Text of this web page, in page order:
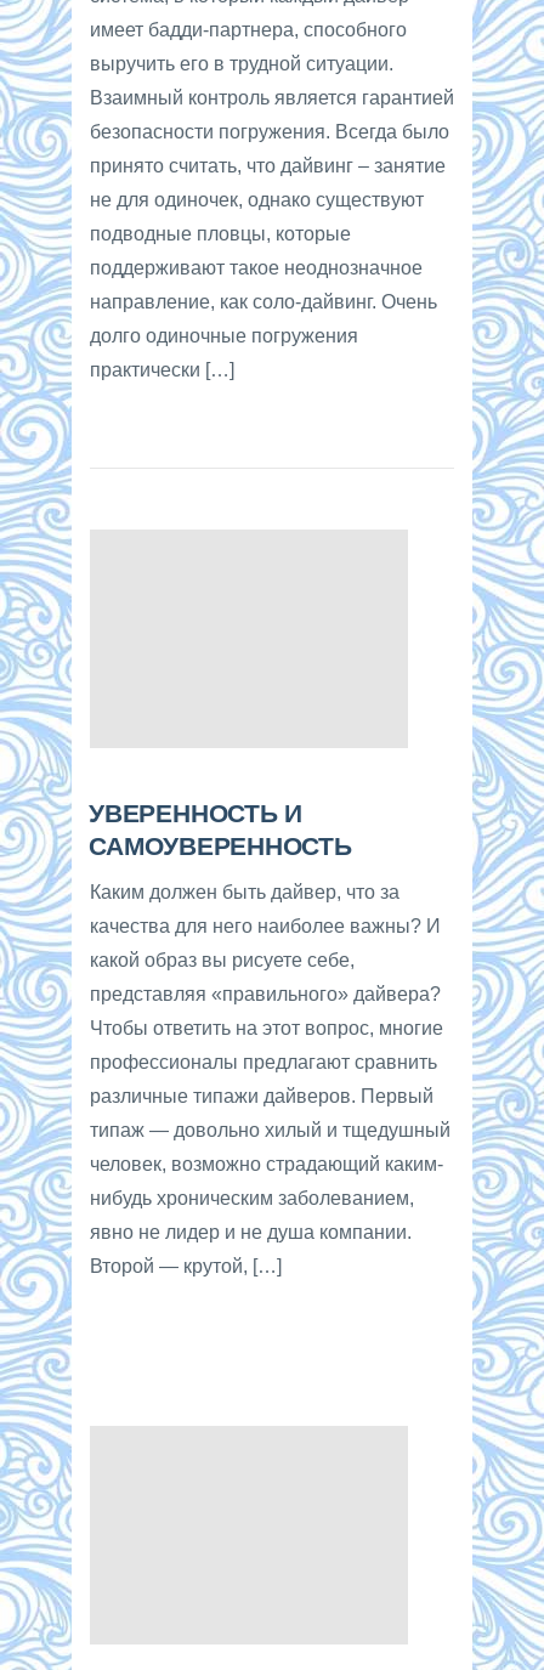
имеет бадди-партнера, способного
выручить его в трудной ситуации.
Взаимный контроль является гарантией
безопасности погружения. Всегда было
принято считать, что дайвинг – занятие
не для одиночек, однако существуют
подводные пловцы, которые
поддерживают такое неоднозначное
направление, как соло-дайвинг. Очень
долго одиночные погружения
практически […]
УВЕРЕННОСТЬ И
САМОУВЕРЕННОСТЬ
Каким должен быть дайвер, что за
качества для него наиболее важны? И
какой образ вы рисуете себе,
представляя «правильного» дайвера?
Чтобы ответить на этот вопрос, многие
профессионалы предлагают сравнить
различные типажи дайверов. Первый
типаж — довольно хилый и тщедушный
человек, возможно страдающий каким-
нибудь хроническим заболеванием,
явно не лидер и не душа компании.
Второй — крутой, […]